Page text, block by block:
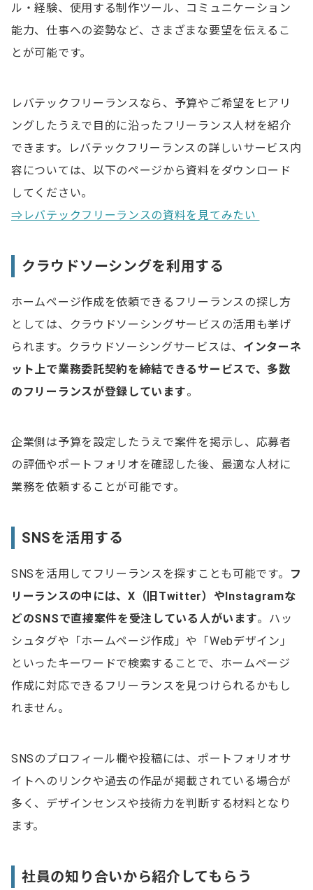
ル・経験、使用する制作ツール、コミュニケーション
能力、仕事への姿勢など、さまざまな要望を伝えるこ
とが可能です。
レバテックフリーランスなら、予算やご希望をヒアリ
ングしたうえで目的に沿ったフリーランス人材を紹介
できます。レバテックフリーランスの詳しいサービス内
容については、以下のページから資料をダウンロード
してください。
⇒レバテックフリーランスの資料を見てみたい
クラウドソーシングを利用する
ホームページ作成を依頼できるフリーランスの探し方
としては、クラウドソーシングサービスの活用も挙げ
られます。クラウドソーシングサービスは、 インターネ
ット上で業務委託契約を締結できるサービスで、多数
のフリーランスが登録しています。
企業側は予算を設定したうえで案件を掲示し、応募者
の評価やポートフォリオを確認した後、最適な人材に
業務を依頼することが可能です。
SNSを活用する
SNSを活用してフリーランスを探すことも可能です。
フ
リーランスの中には、X（旧Twitter）やInstagramな
どのSNSで直接案件を受注している人がいます。ハッ
シュタグや「ホームページ作成」や「Webデザイン」
といったキーワードで検索することで、ホームページ
作成に対応できるフリーランスを見つけられるかもし
れません。
SNSのプロフィール欄や投稿には、ポートフォリオサ
イトへのリンクや過去の作品が掲載されている場合が
多く、デザインセンスや技術力を判断する材料となり
ます。
社員の知り合いから紹介してもらう